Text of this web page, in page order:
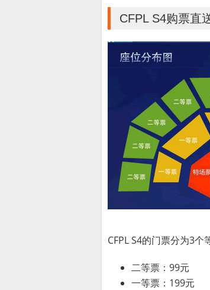
CFPL S4购票直
CFPL S4的门票分为3个
二等票：99元
一等票：199元